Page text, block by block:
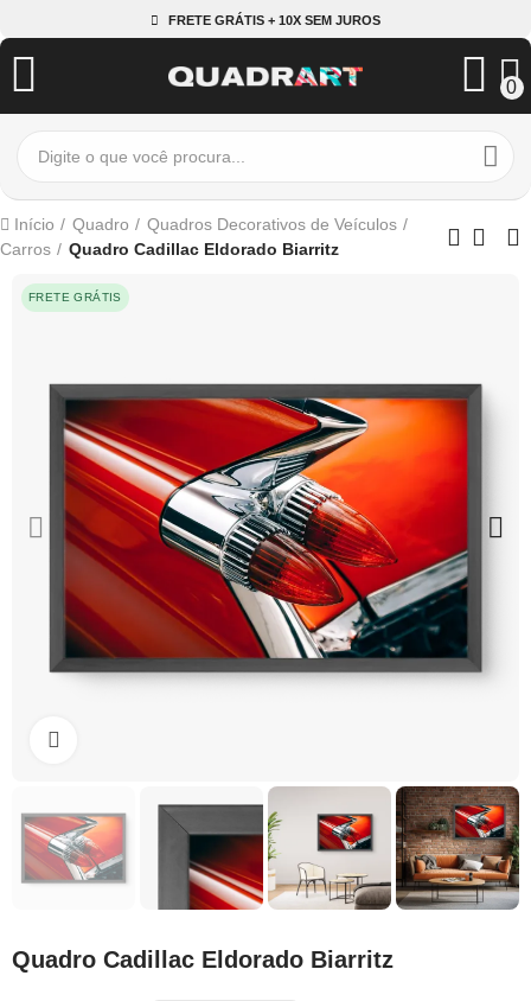
FRETE GRÁTIS + 10X SEM JUROS
0
Início Quadro
Quadros Decorativos de Veículos
Carros
Quadro Cadillac Eldorado Biarritz
FRETE GRÁTIS
Quadro Cadillac Eldorado Biarritz